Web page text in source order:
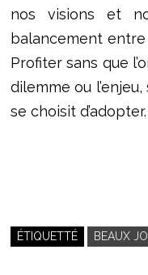
nos visions et
balancement
Profiter sans que
dilemme ou
se choisit d’adopter.
ÉTIQUETTÉ BEAUX